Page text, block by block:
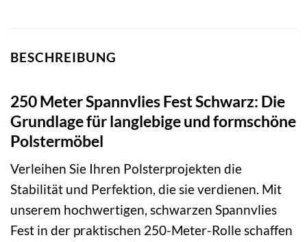
BESCHREIBUNG
250 Meter Spannvlies Fest Schwarz: Die
Grundlage für langlebige und formschöne
Polstermöbel
Verleihen Sie Ihren Polsterprojekten die
Stabilität und Perfektion, die sie verdienen. Mit
unserem hochwertigen, schwarzen Spannvlies
Fest in der praktischen 250-Meter-Rolle schaffen